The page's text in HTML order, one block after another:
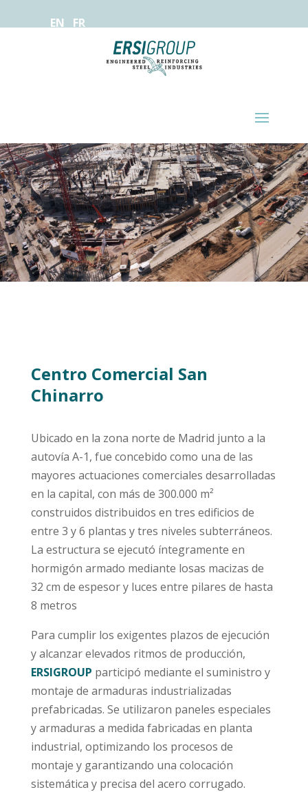
EN FR
Centro Comercial San
Chinarro
Ubicado en la zona norte de Madrid junto a la
autovía A-1, fue concebido como una de las
mayores actuaciones comerciales desarrolladas
en la capital, con más de 300.000 m²
construidos distribuidos en tres edificios de
entre 3 y 6 plantas y tres niveles subterráneos.
La estructura se ejecutó íntegramente en
hormigón armado mediante losas macizas de
32 cm de espesor y luces entre pilares de hasta
8 metros
Para cumplir los exigentes plazos de ejecución
y alcanzar elevados ritmos de producción,
ERSIGROUP participó mediante el suministro y
montaje de armaduras industrializadas
prefabricadas. Se utilizaron paneles especiales
y armaduras a medida fabricadas en planta
industrial, optimizando los procesos de
montaje y garantizando una colocación
sistemática y precisa del acero corrugado.